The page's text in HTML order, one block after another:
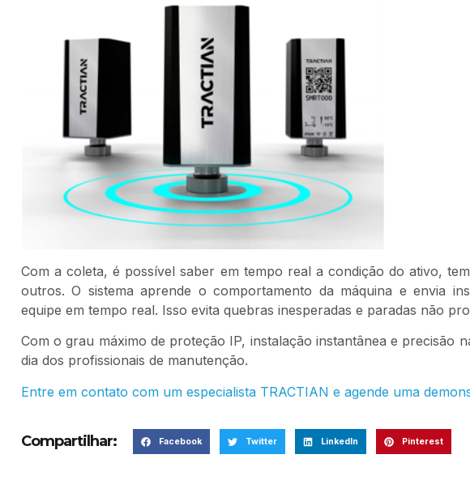
Com a coleta, é possível saber em tempo real a condição do ativo,
outros. O sistema aprende o comportamento da máquina e envia
equipe em tempo real. Isso evita quebras inesperadas e paradas não
Com o grau máximo de proteção IP, instalação instantânea e precisão
dia dos profissionais de manutenção.
Entre em contato com um especialista TRACTIAN e agende uma
Compartilhar: Facebook Twitter LinkedIn Pinterest